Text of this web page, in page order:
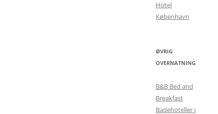
Hotel
København
ØVRIG
OVERNATNING
B&B Bed and
Breakfast
Badehoteller i